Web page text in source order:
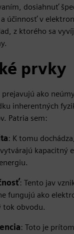
dosiahnuť
účinnosť v
z ktorého sa
prvky
prejavujú ako
inherentných
Patria sem:
: K tomu
kapacitný
: Tento jav
fungujú ako
tok obvodu.
: Toto je